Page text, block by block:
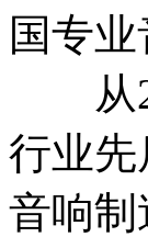
国专
从20
行业
音响